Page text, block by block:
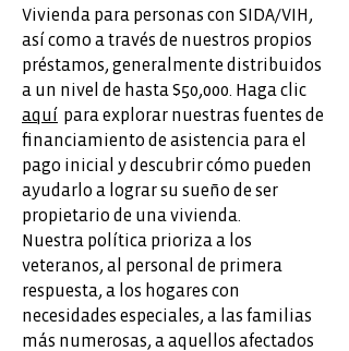
Vivienda para personas con SIDA/VIH,
así como a través de nuestros propios
préstamos, generalmente distribuidos
a un nivel de hasta $50,000. Haga clic
aquí para explorar nuestras fuentes de
financiamiento de asistencia para el
pago inicial y descubrir cómo pueden
ayudarlo a lograr su sueño de ser
propietario de una vivienda.
Nuestra política prioriza a los
veteranos, al personal de primera
respuesta, a los hogares con
necesidades especiales, a las familias
más numerosas, a aquellos afectados